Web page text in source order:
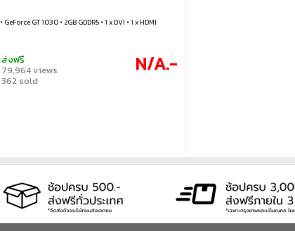
• GeForce GT 1030 • 2GB GDDR5 • 1 x DVI • 1 x HDMI
ส่งฟรี
79,964 views
362 sold
N/A.-